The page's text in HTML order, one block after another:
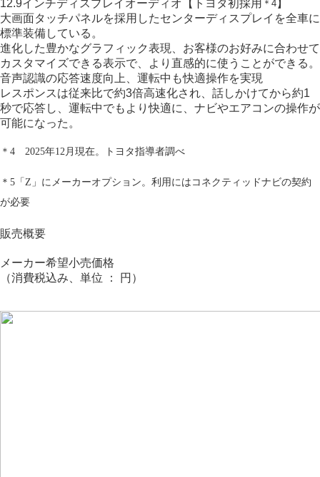
12.9インチディスプレイオーディオ 【トヨタ初採用 ＊4 】
大画面タッチパネルを採用したセンターディスプレイを全車に
標準装備している。
進化した豊かなグラフィック表現、お客様のお好みに合わせて
カスタマイズできる表示で、より直感的に使うことができる。
音声認識の応答速度向上、運転中も快適操作を実現
レスポンスは従来比で約3倍高速化され、話しかけてから約1
秒で応答し、運転中でもより快適に、ナビやエアコンの操作が
可能になった。
＊4 2025年12月現在。トヨタ指導者調べ
＊5「Z」にメーカーオプション。利用にはコネクティッドナビの契約
が必要
販売概要
メーカー希望小売価格
（消費税込み、単位 ： 円）